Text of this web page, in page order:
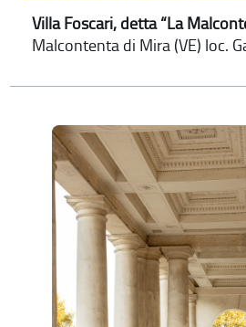
Villa Foscari, detta “La
Malcontenta di Mira (VE) loc.